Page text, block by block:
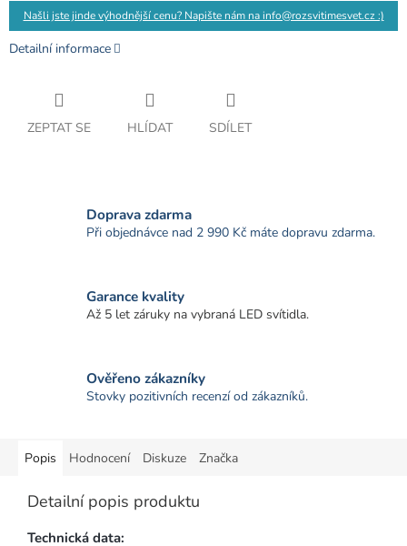
Našli jste jinde výhodnější cenu? Napište nám na info@rozsvitimesvet.cz :)
Detailní informace
ZEPTAT SE HLÍDAT SDÍLET
Doprava zdarma
Při objednávce nad 2 990 Kč máte dopravu zdarma.
Garance kvality
Až 5 let záruky na vybraná LED svítidla.
Ověřeno zákazníky
Stovky pozitivních recenzí od zákazníků.
Popis Hodnocení Diskuze Značka
Detailní popis produktu
Technická data: